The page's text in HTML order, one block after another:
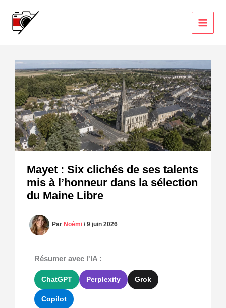
contenu
Mayet : Six clichés de ses talents
mis à l’honneur dans la sélection
du Maine Libre
ParNoémi/9 juin 2026
Résumer avec l'IA :
ChatGPT Perplexity Grok
Copilot